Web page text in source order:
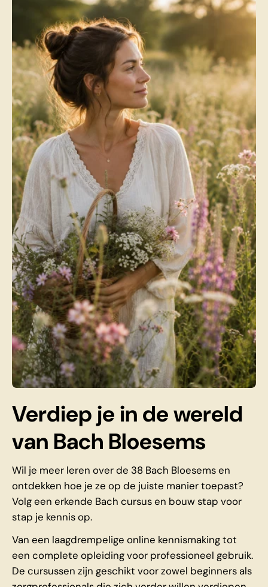
Verdiep je in de wereld
van Bach Bloesems
Wil je meer leren over de 38 Bach Bloesems en
ontdekken hoe je ze op de juiste manier toepast?
Volg een erkende Bach cursus en bouw stap voor
stap je kennis op.
Van een laagdrempelige online kennismaking tot
een complete opleiding voor professioneel gebruik.
De cursussen zijn geschikt voor zowel beginners als